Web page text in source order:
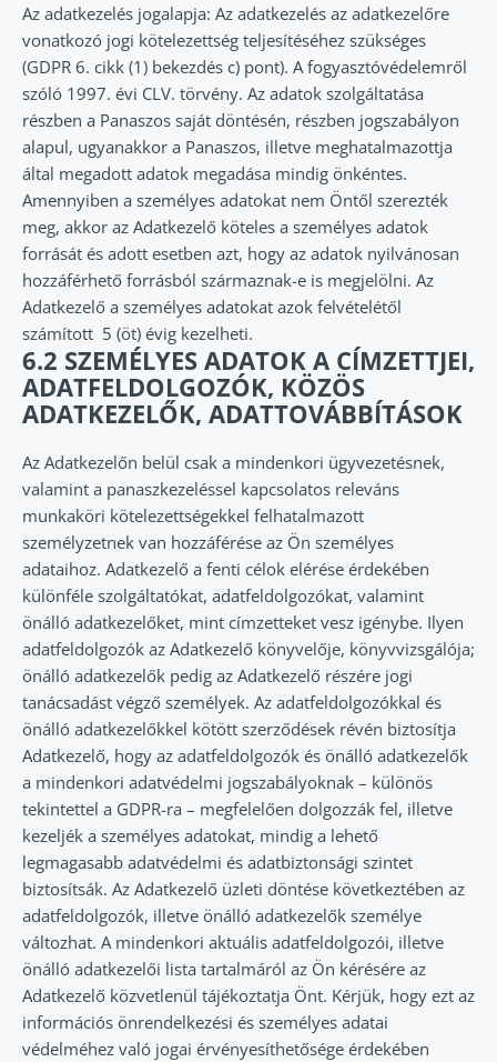
Az adatkezelés jogalapja: Az adatkezelés az adatkezelőre
vonatkozó jogi kötelezettség teljesítéséhez szükséges
(GDPR 6. cikk (1) bekezdés c) pont). A fogyasztóvédelemről
szóló 1997. évi CLV. törvény. Az adatok szolgáltatása
részben a Panaszos saját döntésén, részben jogszabályon
alapul, ugyanakkor a Panaszos, illetve meghatalmazottja
által megadott adatok megadása mindig önkéntes.
Amennyiben a személyes adatokat nem Öntől szerezték
meg, akkor az Adatkezelő köteles a személyes adatok
forrását és adott esetben azt, hogy az adatok nyilvánosan
hozzáférhető forrásból származnak-e is megjelölni. Az
Adatkezelő a személyes adatokat azok felvételétől
számított 5 (öt) évig kezelheti.
6.2 SZEMÉLYES ADATOK A CÍMZETTJEI,
ADATFELDOLGOZÓK, KÖZÖS
ADATKEZELŐK, ADATTOVÁBBÍTÁSOK
Az Adatkezelőn belül csak a mindenkori ügyvezetésnek,
valamint a panaszkezeléssel kapcsolatos releváns
munkaköri kötelezettségekkel felhatalmazott
személyzetnek van hozzáférése az Ön személyes
adataihoz. Adatkezelő a fenti célok elérése érdekében
különféle szolgáltatókat, adatfeldolgozókat, valamint
önálló adatkezelőket, mint címzetteket vesz igénybe. Ilyen
adatfeldolgozók az Adatkezelő könyvelője, könyvvizsgálója;
önálló adatkezelők pedig az Adatkezelő részére jogi
tanácsadást végző személyek. Az adatfeldolgozókkal és
önálló adatkezelőkkel kötött szerződések révén biztosítja
Adatkezelő, hogy az adatfeldolgozók és önálló adatkezelők
a mindenkori adatvédelmi jogszabályoknak – különös
tekintettel a GDPR-ra – megfelelően dolgozzák fel, illetve
kezeljék a személyes adatokat, mindig a lehető
legmagasabb adatvédelmi és adatbiztonsági szintet
biztosítsák. Az Adatkezelő üzleti döntése következtében az
adatfeldolgozók, illetve önálló adatkezelők személye
változhat. A mindenkori aktuális adatfeldolgozói, illetve
önálló adatkezelői lista tartalmáról az Ön kérésére az
Adatkezelő közvetlenül tájékoztatja Önt. Kérjük, hogy ezt az
információs önrendelkezési és személyes adatai
védelméhez való jogai érvényesíthetősége érdekében